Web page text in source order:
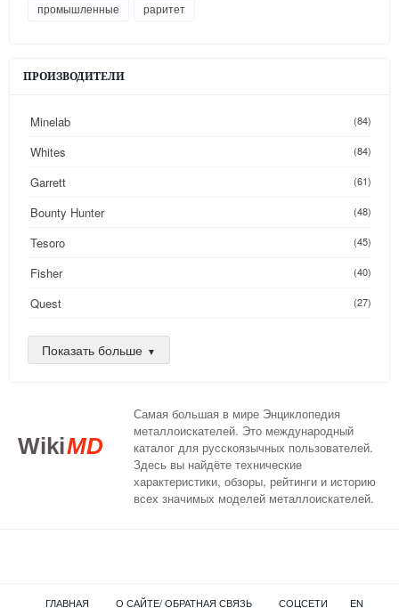
промышленные
раритет
ПРОИЗВОДИТЕЛИ
Minelab (84)
Whites (84)
Garrett (61)
Bounty Hunter (48)
Tesoro (45)
Fisher (40)
Quest (27)
Golden Mask
Nokta
XP (14)
(13)
(8)
Показать больше
WikiMD
Самая большая в мире Энциклопедия
металлоискателей. Это международный
каталог для русскоязычных пользователей.
Здесь вы найдёте технические
характеристики, обзоры, рейтинги и историю
всех значимых моделей металлоискателей.
ГЛАВНАЯ О САЙТЕ/ ОБРАТНАЯ СВЯЗЬ СОЦСЕТИ EN